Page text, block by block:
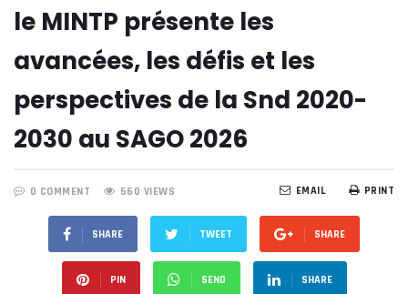
le MINTP présente les
avancées, les défis et les
perspectives de la Snd 2020-
2030 au SAGO 2026
0 COMMENT 560 VIEWS PRINT
EMAIL
SHARE TWEET SHARE
PIN SEND SHARE